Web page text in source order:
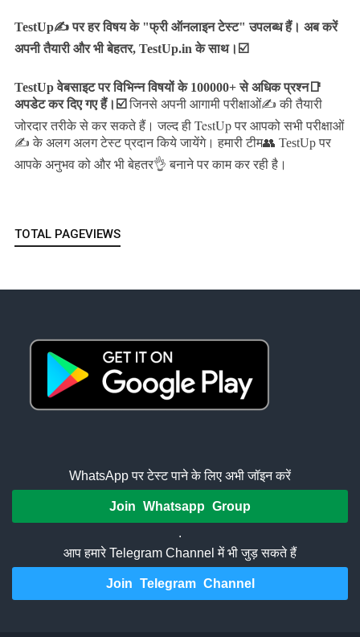
TestUp✍️ पर हर विषय के "फ्री ऑनलाइन टेस्ट" उपलब्ध हैं। अब करें
अपनी तैयारी और भी बेहतर, TestUp.in के साथ।☑️
TestUp वेबसाइट पर विभिन्न विषयों के 100000+ से अधिक प्रश्न📑
अपडेट कर दिए गए हैं। ☑️ जिनसे अपनी आगामी परीक्षाओं✍️ की तैयारी
जोरदार तरीके से कर सकते हैं।जल्द ही TestUp पर आपको सभी परीक्षाओं
✍️ के अलग अलग टेस्ट प्रदान किये जायेंगे। हमारी टीम👥 TestUp पर
आपके अनुभव को और भी बेहतर👌 बनाने पर काम कर रही है।
TOTAL PAGEVIEWS
WhatsApp पर टेस्ट पाने के लिए अभी जॉइन करें
Join Whatsapp Group
.
आप हमारे Telegram Channel में भी जुड़ सकते हैं
Join Telegram Channel